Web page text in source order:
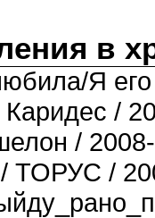
в
Я
/
/
/